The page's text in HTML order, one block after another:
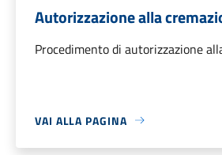
Autorizzazione alla
Procedimento di autorizzazione
VAI ALLA PAGINA